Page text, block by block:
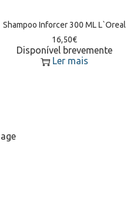
Shampoo Inforcer 300 ML L`Oreal
16,50€
Disponível brevemente
Ler mais